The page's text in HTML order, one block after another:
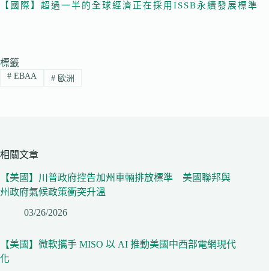
【國際】超過一半的全球經濟正在採用ISSB永續發展標準
標籤
#EBAA #歐洲
相關文章
【美國】川普政府控告加州車輛排放標準 美國聯邦與
州政府氣候政策衝突升溫
03/26/2026
【美國】微軟攜手 MISO 以 AI 推動美國中西部電網現代
化